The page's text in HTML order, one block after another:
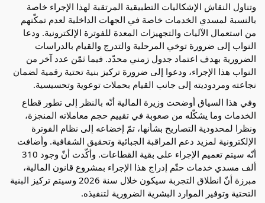
وتناول النقاش الإشكاليات التطبيقية المرتقبة لهذا الإجراء خاصة
بالنسبة لمسدي الخدمات خاصة في الجهات الداخلية لعدم تمكّنهم
من استعمال الآليات والتجهيزات المعدة للفوترة الإلكترونية. ودعا
النواب إلى ضرورة توخي المرحلية والتدرج والقيام بالدراسات
الضرورية بهدف اعتماد جدول زمني محدّد. فيما ثمّن عدد آخر من
النواب هذا الإجراء، ودعوا إلى ضرورة تركيز بنية تحتية رقمية لضمان
نجاعته ومردوديته إلى جانب القيام بحملات توعوية وتحسيسية.
وفي هذا السياق أوضحت وزيرة المالية أنّه بالنظر إلى تطور قطاع
الخدمات وما يشكّله من صعوبة في تقييم حجم معاملاته المنجزة،
ونظرا لمحدودية التصاريح بشأنها، تمّ إخضاعه إلى نظام الفوترة
الإلكترونية لمزيد دعم المراقبة الجبائية وتحقيق الشفافية. وأضافت
أنّه سيتم تعميم الإجراء على بقية القطاعات. وأكّدت أنّ وجود 310
ألف مسدي خدمات حتّم إدراج هذا الإجراء بمشروع قانون المالية،
مبرزة أنّ انطلاق التجربة سيكون خلال سنة 2026 وسيتم تركيز البنية
التحتية وتوفير الموارد البشرية الضرورية لتنفيذه.